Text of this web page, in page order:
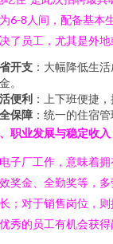
6-8人间，配备基本
了员工，尤其是外
开支 ：大幅降低生
。
便利 ：上下班便捷
保障 ：统一的住宿
职业发展与稳定收入
子厂工作，意味着
奖金、全勤奖等，
；对于销售岗位，
秀的员工有机会获